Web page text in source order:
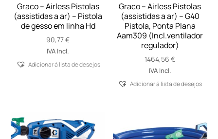
Graco – Airless Pistolas
(assistidas a ar) – Pistola
de gesso em linha Hd
90,77€
IVA Incl.
Adicionar á lista de desejos
Graco – Airless Pistolas
(assistidas a ar) – G40
Pistola, Ponta Plana
Aam309 (Incl.ventilador
regulador)
1464,56€
IVA Incl.
Adicionar á lista de desejos